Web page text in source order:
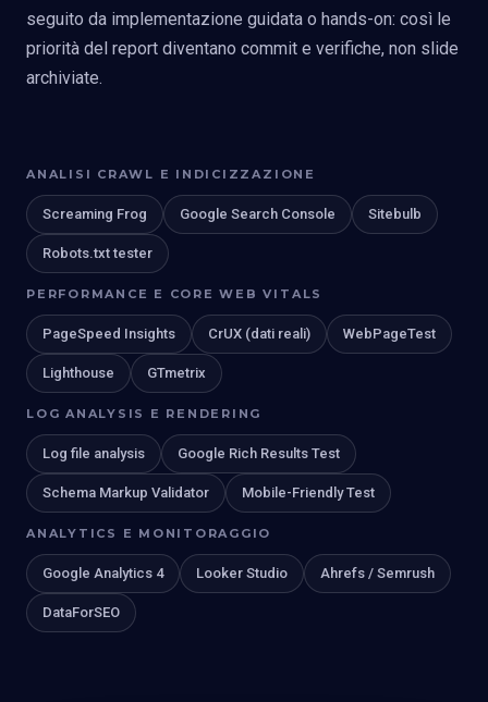
seguito da implementazione guidata o hands-on: così le
priorità del report diventano commit e verifiche, non slide
archiviate.
ANALISI CRAWL E INDICIZZAZIONE
Screaming Frog Google Search Console Sitebulb
Robots.txt tester
PERFORMANCE E CORE WEB VITALS
PageSpeed Insights CrUX (dati reali) WebPageTest
Lighthouse GTmetrix
LOG ANALYSIS E RENDERING
Log file analysis Google Rich Results Test
Schema Markup Validator Mobile-Friendly Test
ANALYTICS E MONITORAGGIO
Google Analytics 4 Looker Studio Ahrefs / Semrush
DataForSEO